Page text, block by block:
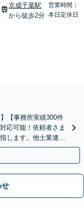
京成千葉駅
から徒歩2分
営業時間：
本日定休日
【事務所実績300件
応可能！依頼者さま
します。他士業連携
せ